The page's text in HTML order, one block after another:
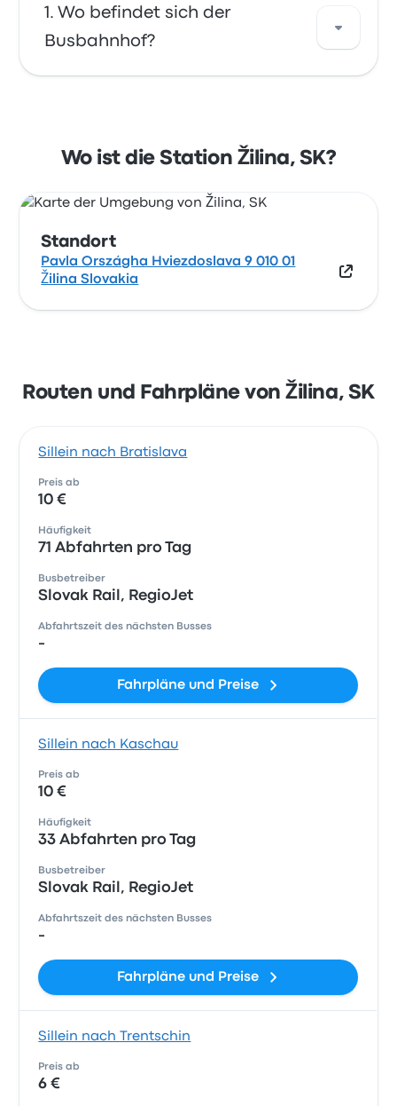
Wo befindet sich der
Busbahnhof?
Sie sich den Standort dieser Bushaltestelle in
Wo ist die Station Žilina, SK?
Standort
Pavla Országha Hviezdoslava 9 010 01
Žilina Slovakia
Routen und Fahrpläne von Žilina, SK
Sillein nach Bratislava
Preis ab
10 €
Häufigkeit
71 Abfahrten pro Tag
Busbetreiber
Slovak Rail, RegioJet
Abfahrtszeit des nächsten Busses
-
Fahrpläne und Preise
Sillein nach Kaschau
Preis ab
10 €
Häufigkeit
33 Abfahrten pro Tag
Busbetreiber
Slovak Rail, RegioJet
Abfahrtszeit des nächsten Busses
-
Fahrpläne und Preise
Sillein nach Trentschin
Preis ab
6 €